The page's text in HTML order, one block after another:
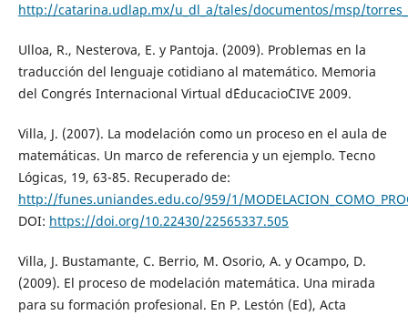
http://catarina.udlap.mx/u_dl_a/tales/documentos/msp/
Ulloa, R., Nesterova, E. y Pantoja. (2009). Problemas en la
traducción del lenguaje cotidiano al matemático. Memoria
del Congrés Internacional Virtual d´Educacio´CIVE 2009.
Villa, J. (2007). La modelación como un proceso en el aula de
matemáticas. Un marco de referencia y un ejemplo. Tecno
Lógicas, 19, 63-85. Recuperado de:
http://funes.uniandes.edu.co/959/1/
DOI: https://doi.org/10.22430/22565337.505
Villa, J. Bustamante, C. Berrio, M. Osorio, A. y Ocampo, D.
(2009). El proceso de modelación matemática. Una mirada
para su formación profesional. En P. Lestón (Ed), Acta